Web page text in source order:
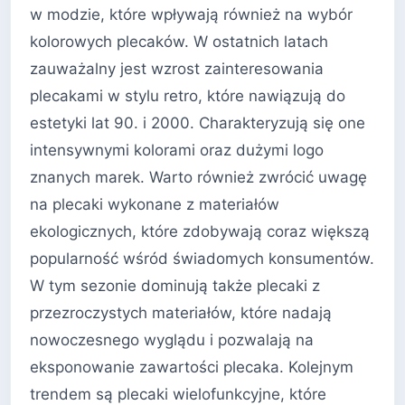
w modzie, które wpływają również na wybór
kolorowych plecaków. W ostatnich latach
zauważalny jest wzrost zainteresowania
plecakami w stylu retro, które nawiązują do
estetyki lat 90. i 2000. Charakteryzują się one
intensywnymi kolorami oraz dużymi logo
znanych marek. Warto również zwrócić uwagę
na plecaki wykonane z materiałów
ekologicznych, które zdobywają coraz większą
popularność wśród świadomych konsumentów.
W tym sezonie dominują także plecaki z
przezroczystych materiałów, które nadają
nowoczesnego wyglądu i pozwalają na
eksponowanie zawartości plecaka. Kolejnym
trendem są plecaki wielofunkcyjne, które